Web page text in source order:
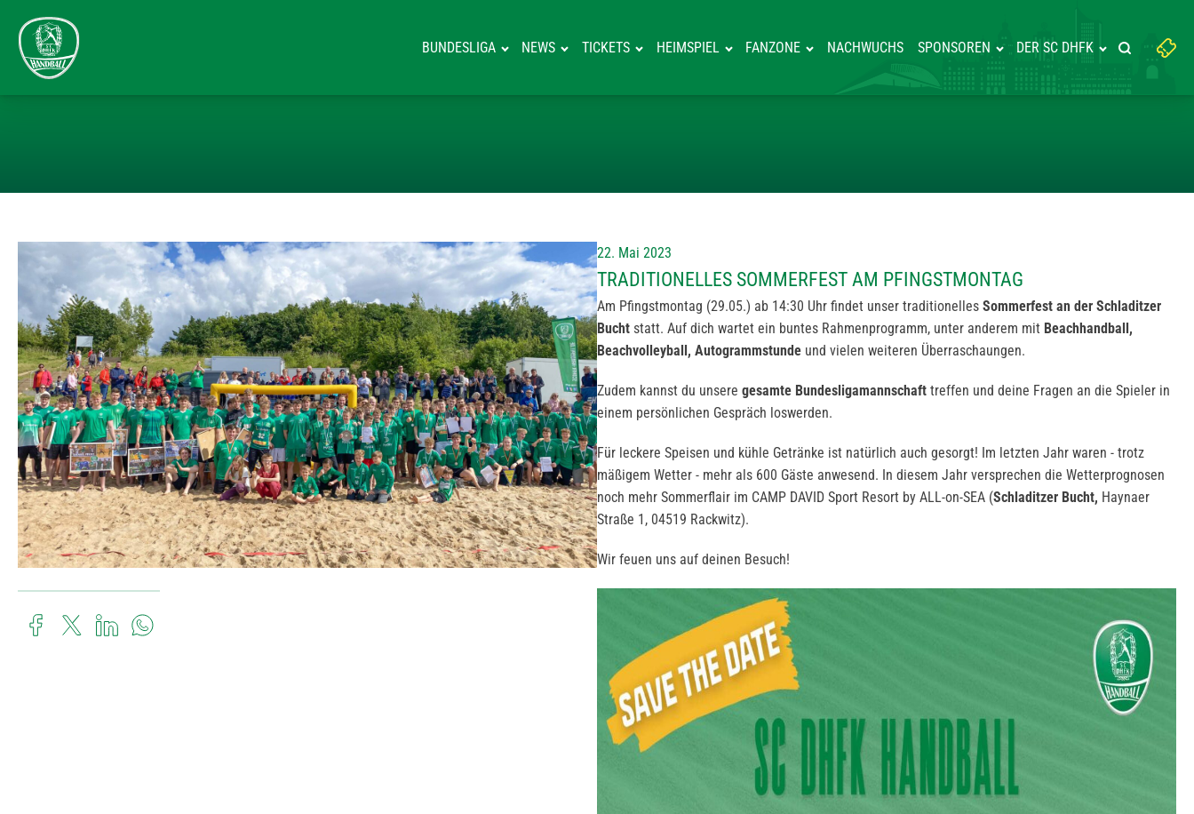
BUNDESLIGA NEWS TICKETS HEIMSPIEL FANZONE NACHWUCHS SPONSOREN DER SC DHFK
Suchbegriff
eingeben:
Suche
22. Mai 2023
TRADITIONELLES SOMMERFEST AM PFINGSTMONTAG
Am Pfingstmontag (29.05.) ab 14:30 Uhr findet unser traditionelles Sommerfest an der Schladitzer
Bucht statt. Auf dich wartet ein buntes Rahmenprogramm, unter anderem mit Beachhandball,
Beachvolleyball, Autogrammstunde und vielen weiteren Überraschaungen.
Zudem kannst du unsere gesamte Bundesligamannschaft treffen und deine Fragen an die Spieler in
einem persönlichen Gespräch loswerden.
Für leckere Speisen und kühle Getränke ist natürlich auch gesorgt! Im letzten Jahr waren - trotz
mäßigem Wetter - mehr als 600 Gäste anwesend. In diesem Jahr versprechen die Wetterprognosen
noch mehr Sommerflair im CAMP DAVID Sport Resort by ALL-on-SEA (Schladitzer Bucht, Haynaer
Straße 1, 04519 Rackwitz).
Wir feuen uns auf deinen Besuch!